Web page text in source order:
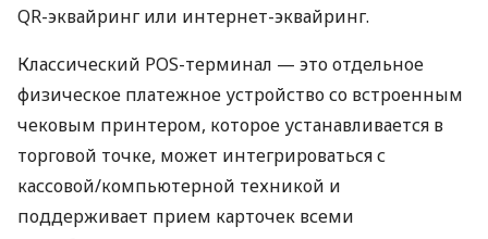
QR-эквайринг или интернет-эквайринг.
Классический POS-терминал — это отдельное
физическое платежное устройство со встроенным
чековым принтером, которое устанавливается в
торговой точке, может интегрироваться с
кассовой/компьютерной техникой и
поддерживает прием карточек всеми